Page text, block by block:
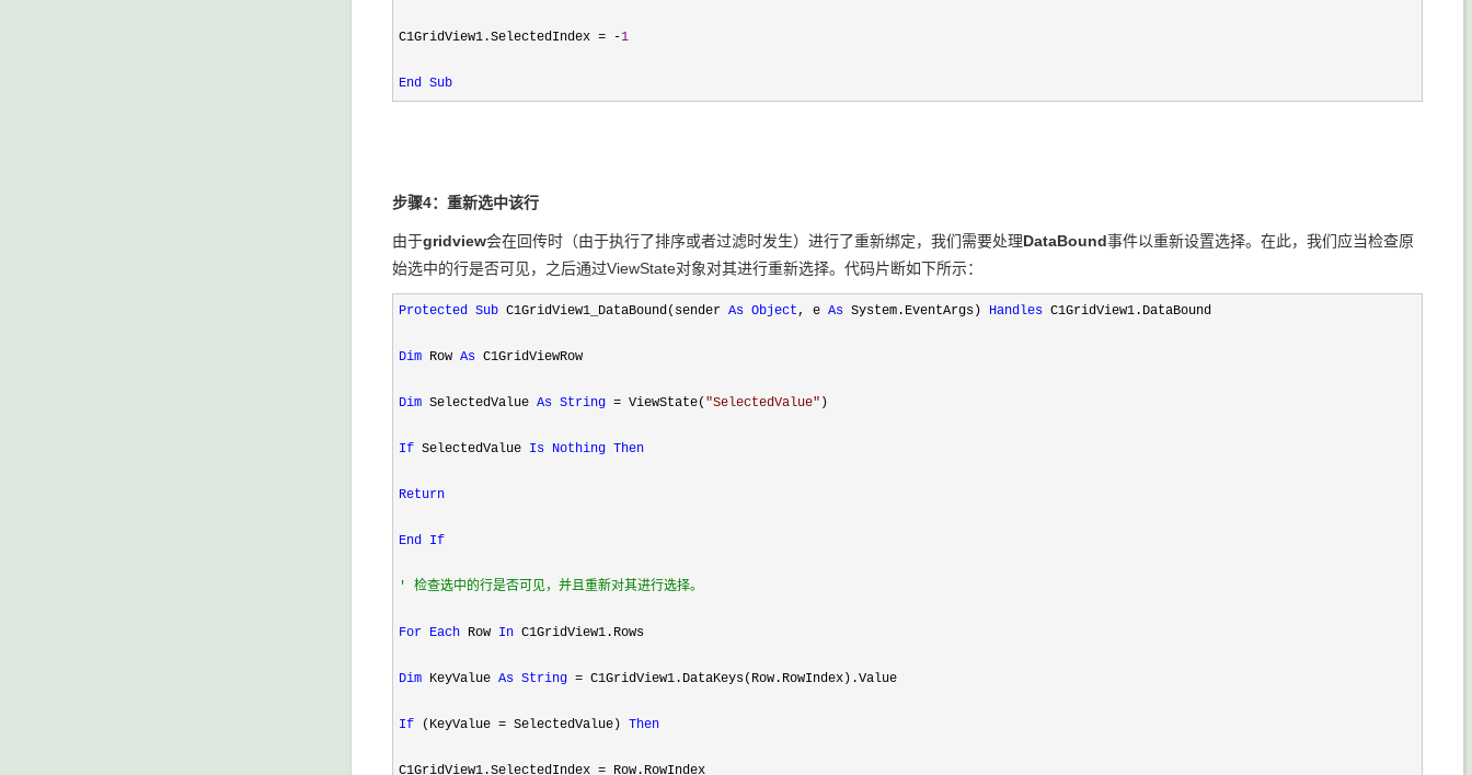
C1GridView1.SelectedIndex = -1
End Sub
步骤4：重新选中该行
由于gridview会在回传时（由于执行了排序或者过滤时发生）进行了重新绑定，我们需要处理DataBound事件以重新设置选择。在此，我们应当检查原
始选中的行是否可见，之后通过ViewState对象对其进行重新选择。代码片断如下所示：
Protected Sub C1GridView1_DataBound(sender As Object, e As System.EventArgs) Handles C1GridView1.DataBound
Dim Row As C1GridViewRow
Dim SelectedValue As String = ViewState( "SelectedValue" )
If SelectedValue Is Nothing Then
Return
End If
' 检查选中的行是否可见，并且重新对其进行选择。
For Each Row In C1GridView1.Rows
Dim KeyValue As String = C1GridView1.DataKeys(Row.RowIndex).Value
If (KeyValue = SelectedValue) Then
C1GridView1.SelectedIndex = Row.RowIndex